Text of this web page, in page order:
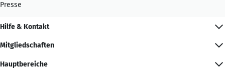
Presse
Hilfe & Kontakt
Mitgliedschaften
Hauptbereiche